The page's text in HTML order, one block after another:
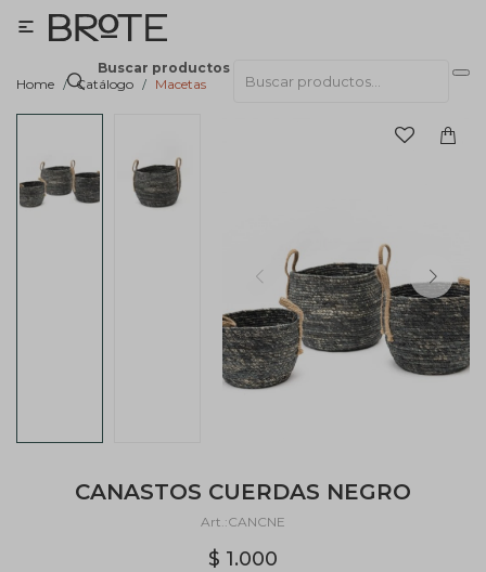
Buscar productos

Home Catálogo Macetas
CANASTOS CUERDAS NEGRO
CANCNE
$ 1.000